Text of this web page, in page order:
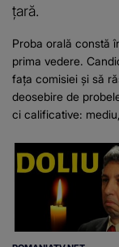
țară.
Proba orală constă
prima vedere.
fața comisiei și să
deosebire de
ci calificative: